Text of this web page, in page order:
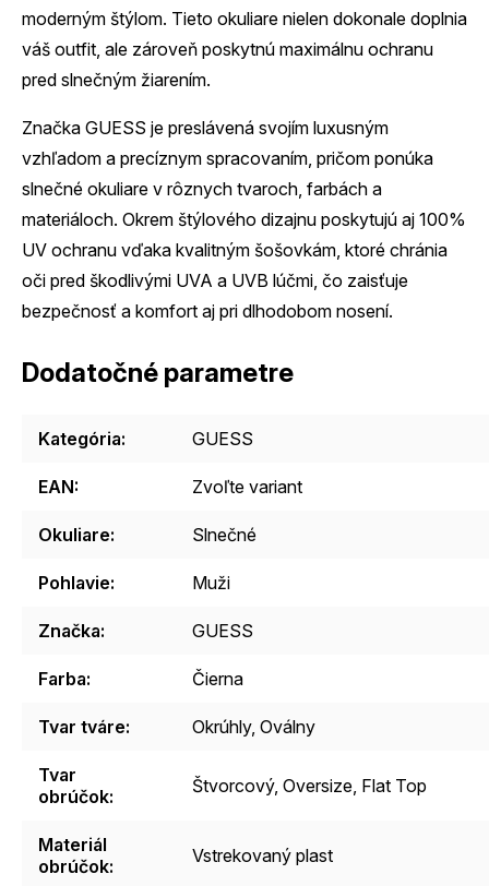
moderným štýlom. Tieto okuliare nielen dokonale doplnia
váš outfit, ale zároveň poskytnú maximálnu ochranu
pred slnečným žiarením.
Značka GUESS je preslávená svojím luxusným
vzhľadom a precíznym spracovaním, pričom ponúka
slnečné okuliare v rôznych tvaroch, farbách a
materiáloch. Okrem štýlového dizajnu poskytujú aj 100%
UV ochranu vďaka kvalitným šošovkám, ktoré chránia
oči pred škodlivými UVA a UVB lúčmi, čo zaisťuje
bezpečnosť a komfort aj pri dlhodobom nosení.
Dodatočné parametre
Kategória: GUESS
EAN: Zvoľte variant
Okuliare: Slnečné
Pohlavie: Muži
Značka: GUESS
Farba: Čierna
Tvar tváre: Okrúhly, Oválny
Tvar
obrúčok: Štvorcový, Oversize, Flat Top
Materiál
obrúčok: Vstrekovaný plast